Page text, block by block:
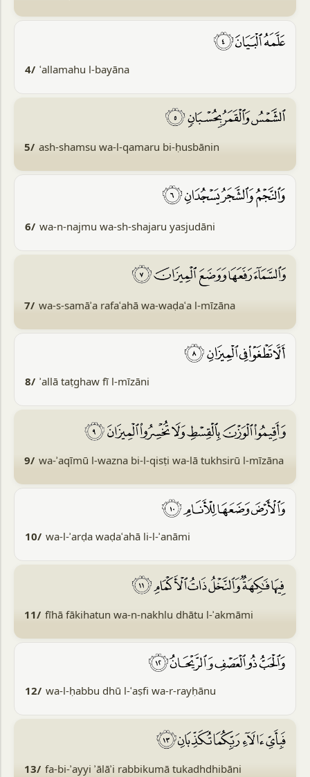
4/ ʿallamahu l-bayāna
5/ ash-shamsu wa-l-qamaru bi-ḥusbānin
6/ wa-n-najmu wa-sh-shajaru yasjudāni
7/ wa-s-samāʾa rafaʿahā wa-waḍaʿa l-mīzāna
8/ ʾallā taṭghaw fī l-mīzāni
9/ wa-ʾaqīmū l-wazna bi-l-qisṭi wa-lā tukhsirū l-mīzāna
10/ wa-l-ʾarḍa waḍaʿahā li-l-ʾanāmi
11/ fīhā fākihatun wa-n-nakhlu dhātu l-ʾakmāmi
12/ wa-l-ḥabbu dhū l-ʿaṣfi wa-r-rayḥānu
13/ fa-bi-ʾayyi ʾālāʾi rabbikumā tukadhdhibāni